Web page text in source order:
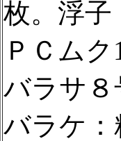
枚。浮子
ＰＣム
バラサ
バラケ